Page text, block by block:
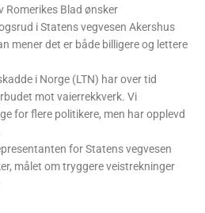
Romerikes Blad ønsker
i Statens vegvesen Akershus
mener det er både billigere og lettere
i Norge (LTN) har over tid
mot vaierrekkverk. Vi
for flere politikere, men har opplevd
for Statens vegvesen
målet om tryggere veistrekninger